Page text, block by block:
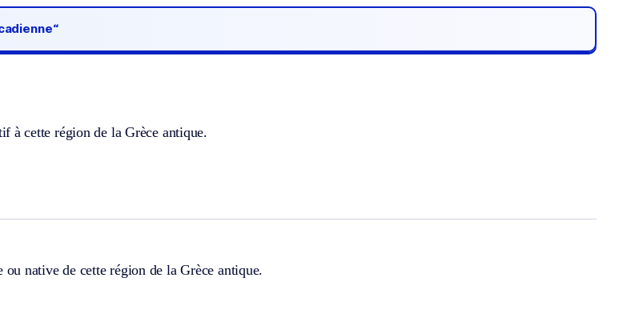
à cette région de la Grèce antique.
ou native de cette région de la Grèce antique.